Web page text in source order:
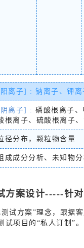
离子] : 钠离子、钾
离子] : 磷酸根离子
根离子、硫酸根离子
径分布，颗粒物含量
成成分分析、未知物
方案设计-----针
试方案”理念，跟据
试项目的“私人订制”。